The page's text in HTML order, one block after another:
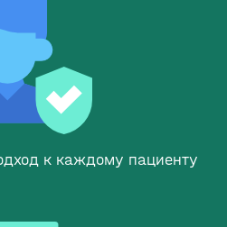
к каждому пациенту